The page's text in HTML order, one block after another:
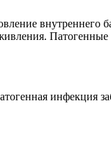
внутреннего
инфекция